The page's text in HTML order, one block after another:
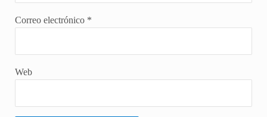
Correo electrónico *
Web